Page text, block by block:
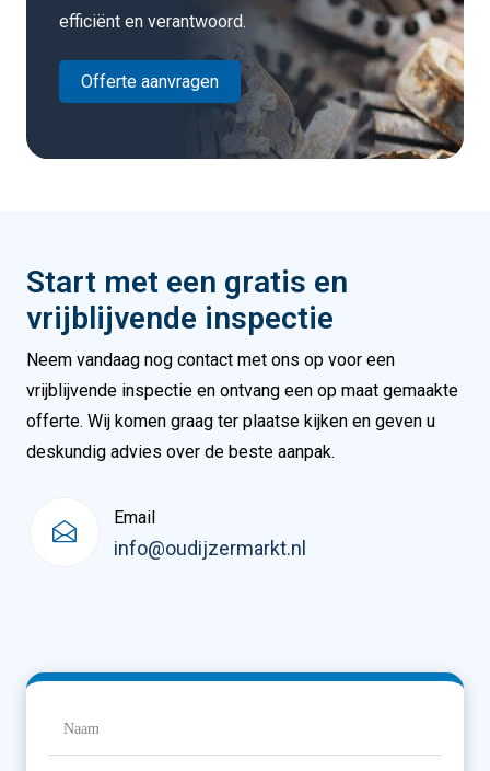
efficiënt en verantwoord.
Offerte aanvragen
Start met een gratis en
vrijblijvende inspectie
Neem vandaag nog contact met ons op voor een
vrijblijvende inspectie en ontvang een op maat gemaakte
offerte. Wij komen graag ter plaatse kijken en geven u
deskundig advies over de beste aanpak.
Email
info@oudijzermarkt.nl